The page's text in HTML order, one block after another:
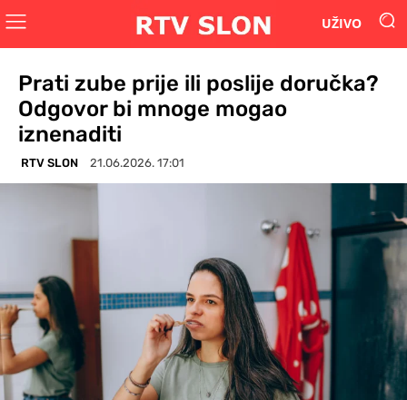
UŽIVO
Prati zube prije ili poslije doručka?
Odgovor bi mnoge mogao
iznenaditi
RTV SLON 21.06.2026. 17:01